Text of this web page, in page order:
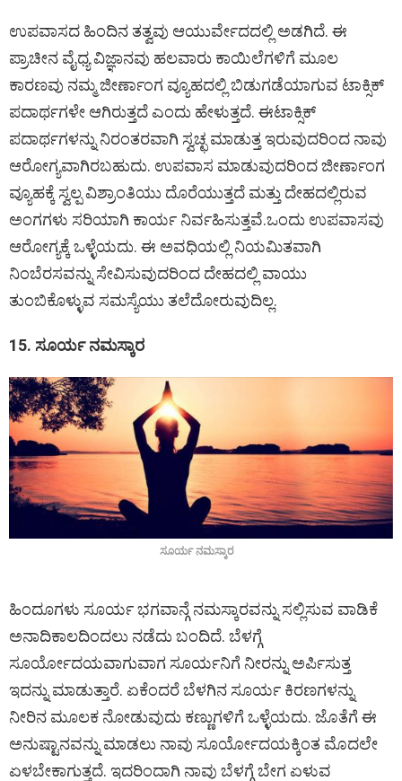
ಉಪವಾಸದ ಹಿಂದಿನ ತತ್ವವು ಆಯುರ್ವೇದದಲ್ಲಿ ಅಡಗಿದೆ. ಈ
ಪ್ರಾಚೀನ ವೈಧ್ಯ ವಿಜ್ಞಾನವು ಹಲವಾರು ಕಾಯಿಲೆಗಳಿಗೆ ಮೂಲ
ಕಾರಣವು ನಮ್ಮ ಜೀರ್ಣಾಂಗ ವ್ಯೂಹದಲ್ಲಿ ಬಿಡುಗಡೆಯಾಗುವ ಟಾಕ್ಸಿಕ್
ಪದಾರ್ಥಗಳೇ ಆಗಿರುತ್ತದೆ ಎಂದು ಹೇಳುತ್ತದೆ. ಈಟಾಕ್ಸಿಕ್
ಪದಾರ್ಥಗಳನ್ನು ನಿರಂತರವಾಗಿ ಸ್ವಚ್ಛ ಮಾಡುತ್ತ ಇರುವುದರಿಂದ ನಾವು
ಆರೋಗ್ಯವಾಗಿರಬಹುದು. ಉಪವಾಸ ಮಾಡುವುದರಿಂದ ಜೀರ್ಣಾಂಗ
ವ್ಯೂಹಕ್ಕೆ ಸ್ವಲ್ಪ ವಿಶ್ರಾಂತಿಯು ದೊರೆಯುತ್ತದೆ ಮತ್ತು ದೇಹದಲ್ಲಿರುವ
ಅಂಗಗಳು ಸರಿಯಾಗಿ ಕಾರ್ಯ ನಿರ್ವಹಿಸುತ್ತವೆ.ಒಂದು ಉಪವಾಸವು
ಆರೋಗ್ಯಕ್ಕೆ ಒಳ್ಳೆಯದು. ಈ ಅವಧಿಯಲ್ಲಿ ನಿಯಮಿತವಾಗಿ
ನಿಂಬೆರಸವನ್ನು ಸೇವಿಸುವುದರಿಂದ ದೇಹದಲ್ಲಿ ವಾಯು
ತುಂಬಿಕೊಳ್ಳುವ ಸಮಸ್ಯೆಯು ತಲೆದೋರುವುದಿಲ್ಲ.
15. ಸೂರ್ಯ ನಮಸ್ಕಾರ
ಸೂರ್ಯ ನಮಸ್ಕಾರ
ಹಿಂದೂಗಳು ಸೂರ್ಯ ಭಗವಾನ್ಗೆ ನಮಸ್ಕಾರವನ್ನು ಸಲ್ಲಿಸುವ ವಾಡಿಕೆ
ಅನಾದಿಕಾಲದಿಂದಲು ನಡೆದು ಬಂದಿದೆ. ಬೆಳಗ್ಗೆ
ಸೂರ್ಯೋದಯವಾಗುವಾಗ ಸೂರ್ಯನಿಗೆ ನೀರನ್ನು ಅರ್ಪಿಸುತ್ತ
ಇದನ್ನು ಮಾಡುತ್ತಾರೆ. ಏಕೆಂದರೆ ಬೆಳಗಿನ ಸೂರ್ಯ ಕಿರಣಗಳನ್ನು
ನೀರಿನ ಮೂಲಕ ನೋಡುವುದು ಕಣ್ಣುಗಳಿಗೆ ಒಳ್ಳೆಯದು. ಜೊತೆಗೆ ಈ
ಅನುಷ್ಟಾನವನ್ನು ಮಾಡಲು ನಾವು ಸೂರ್ಯೋದಯಕ್ಕಿಂತ ಮೊದಲೇ
ಏಳಬೇಕಾಗುತ್ತದೆ. ಇದರಿಂದಾಗಿ ನಾವು ಬೆಳಗ್ಗೆ ಬೇಗ ಏಳುವ